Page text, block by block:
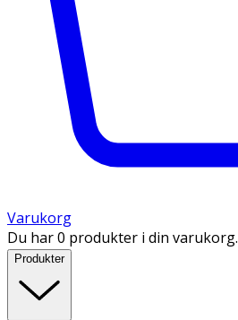
Varukorg
Du har 0 produkter i din varukorg.
Produkter